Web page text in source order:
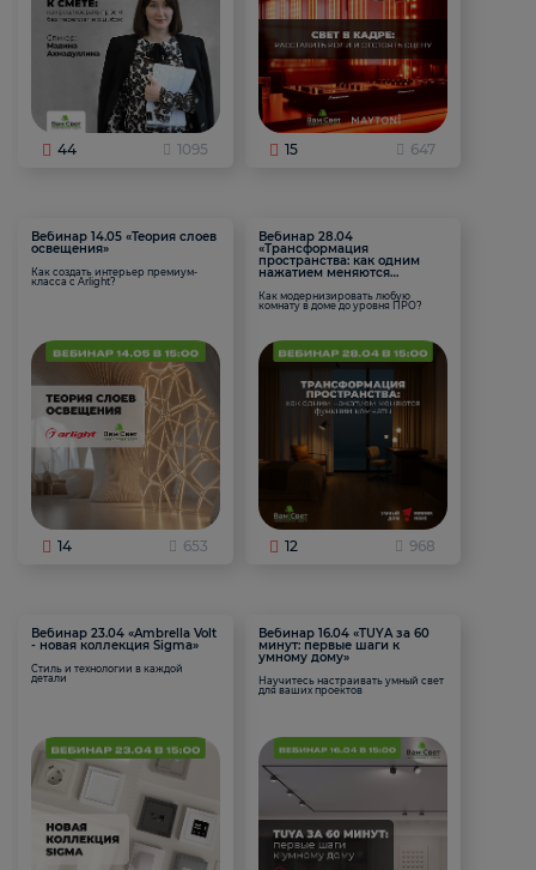
44 1095 15 647
Вебинар 14.05 «Теория слоев
освещения»
Как создать интерьер премиум-
класса с Arlight?
14 653
Вебинар 28.04
«Трансформация
пространства: как одним
нажатием меняются
Как модернизировать любую
комнату в доме до уровня ПРО?
12 968
Вебинар 23.04 «Ambrella Volt
- новая коллекция Sigma»
Стиль и технологии в каждой
детали
Вебинар 16.04 «TUYA за 60
минут: первые шаги к
умному дому»
Научитесь настраивать умный свет
для ваших проектов